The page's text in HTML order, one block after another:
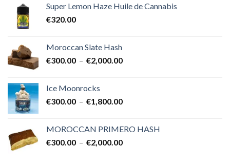
€350.00
Super Lemon Haze Huile de Cannabis
€320.00
Moroccan Slate Hash
€300.00 – €2,000.00Plage
à
Ice Moonrocks
€300.00 – €1,800.00Plage
€300.00
à
MOROCCAN PRIMERO HASH
€300.00 – €2,000.00Plage